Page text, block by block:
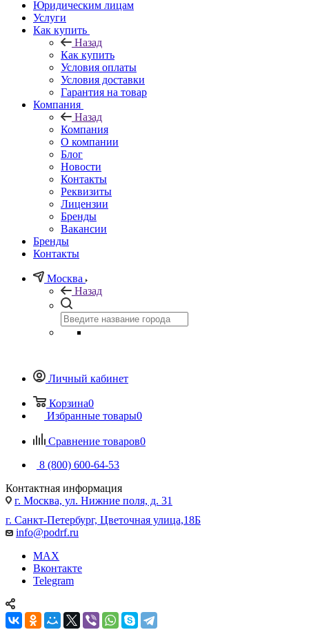
Юридическим лицам
Услуги
Как купить
Назад
Как купить
Условия оплаты
Условия доставки
Гарантия на товар
Компания
Назад
Компания
О компании
Блог
Новости
Контакты
Реквизиты
Лицензии
Бренды
Вакансии
Бренды
Контакты
Москва
Назад
Личный кабинет
Корзина0
Избранные товары0
Сравнение товаров0
8 (800) 600-64-53
Контактная информация
г. Москва, ул. Нижние поля, д. 31
г. Санкт-Петербург, Цветочная улица,18Б
info@podrf.ru
MAX
Вконтакте
Telegram